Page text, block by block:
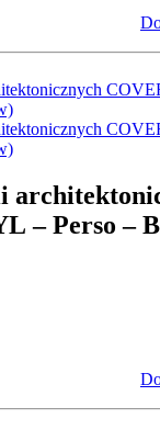
– Perso –